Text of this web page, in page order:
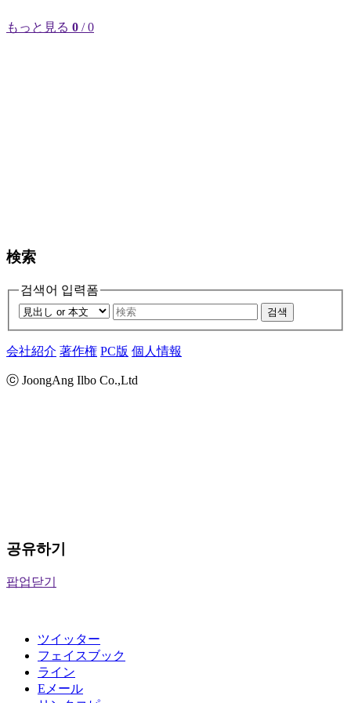
もっと見る 0 / 0
検索
검색어 입력폼
검색
会社紹介 著作権 PC版 個人情報
ⓒ JoongAng Ilbo Co.,Ltd
공유하기
팝업닫기
ツイッター
フェイスブック
ライン
Eメール